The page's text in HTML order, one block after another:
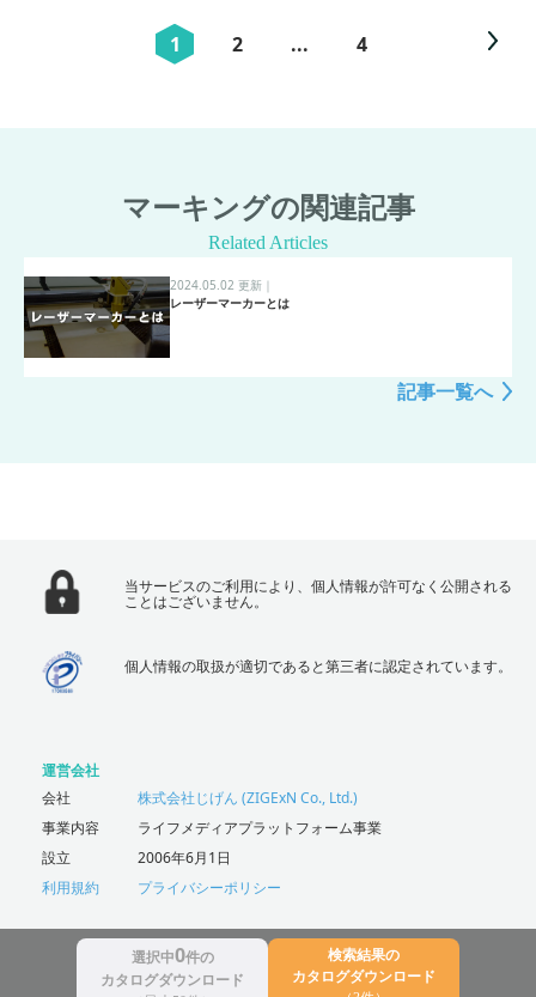
1 2 ... 4
選択中0件の
カタログダウンロード
検索結果の
カタログダウンロード
マーキングの関連記事
Related Articles
2024.05.02 更新 ｜
レーザーマーカーとは
記事一覧へ
当サービスのご利用により、個人情報が許可なく公開される
ことはございません。
個人情報の取扱が適切であると第三者に認定されています。
運営会社
会社
株式会社じげん (ZIGExN Co., Ltd.)
事業内容
ライフメディアプラットフォーム事業
設立
2006年6月1日
利用規約
プライバシーポリシー
© ZIGExN Co., Ltd. All Rights Reserved.